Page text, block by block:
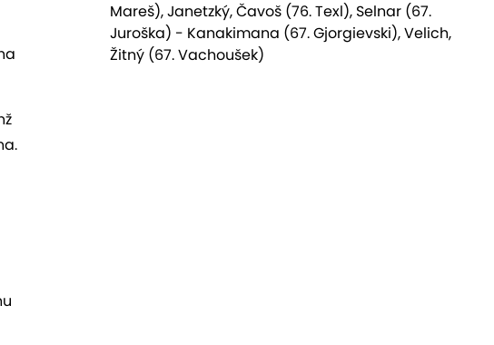
Mareš), Janetzký, Čavoš (76. Texl), Selnar (67.
Juroška) - Kanakimana (67. Gjorgievski), Velich,
Žitný (67. Vachoušek)